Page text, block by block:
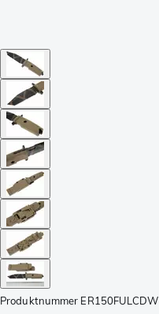
Produktnummer ER150FULCDW